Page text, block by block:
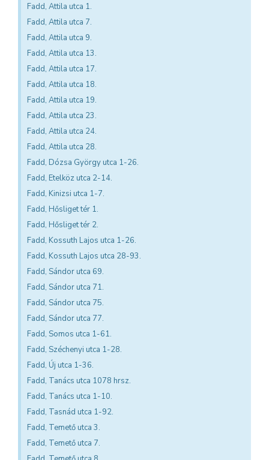
Fadd, Attila utca 1.
Fadd, Attila utca 7.
Fadd, Attila utca 9.
Fadd, Attila utca 13.
Fadd, Attila utca 17.
Fadd, Attila utca 18.
Fadd, Attila utca 19.
Fadd, Attila utca 23.
Fadd, Attila utca 24.
Fadd, Attila utca 28.
Fadd, Dózsa György utca 1-26.
Fadd, Etelköz utca 2-14.
Fadd, Kinizsi utca 1-7.
Fadd, Hősliget tér 1.
Fadd, Hősliget tér 2.
Fadd, Kossuth Lajos utca 1-26.
Fadd, Kossuth Lajos utca 28-93.
Fadd, Sándor utca 69.
Fadd, Sándor utca 71.
Fadd, Sándor utca 75.
Fadd, Sándor utca 77.
Fadd, Somos utca 1-61.
Fadd, Széchenyi utca 1-28.
Fadd, Új utca 1-36.
Fadd, Tanács utca 1078 hrsz.
Fadd, Tanács utca 1-10.
Fadd, Tasnád utca 1-92.
Fadd, Temető utca 3.
Fadd, Temető utca 7.